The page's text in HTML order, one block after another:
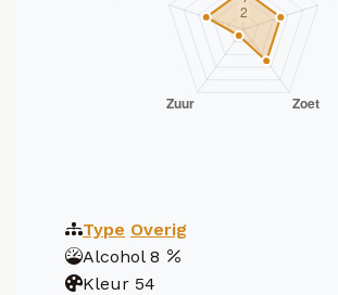
Type Overig
Alcohol 8
Kleur 54